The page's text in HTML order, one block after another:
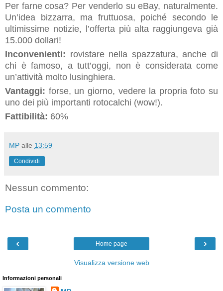
Per farne cosa? Per venderlo su eBay, naturalmente.
Un’idea bizzarra, ma fruttuosa, poiché secondo le
ultimissime notizie, l’offerta più alta raggiungeva già
15.000 dollari!
Inconvenienti: rovistare nella spazzatura, anche di
chi è famoso, a tutt’oggi, non è considerata come
un’attività molto lusinghiera.
Vantaggi: forse, un giorno, vedere la propria foto su
uno dei più importanti rotocalchi (wow!).
Fattibilità: 60%
MP alle 13:59
Condividi
Nessun commento:
Posta un commento
‹ ›
Home page
Visualizza versione web
Informazioni personali